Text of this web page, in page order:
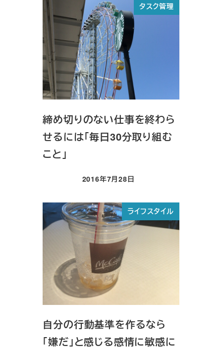
タスク管理
締め切りのない仕事を終わら
せるには「毎日30分取り組む
こと」
投稿日
2016年7月28日
ライフスタイル
自分の行動基準を作るなら
「嫌だ」と感じる感情に敏感に